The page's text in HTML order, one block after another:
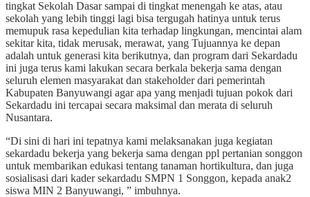
tingkat Sekolah Dasar sampai di tingkat menengah ke atas, atau
sekolah yang lebih tinggi lagi bisa tergugah hatinya untuk terus
memupuk rasa kepedulian kita terhadap lingkungan, mencintai alam
sekitar kita, tidak merusak, merawat, yang Tujuannya ke depan
adalah untuk generasi kita berikutnya, dan program dari Sekardadu
ini juga terus kami lakukan secara berkala bekerja sama dengan
seluruh elemen masyarakat dan stakeholder dari pemerintah
Kabupaten Banyuwangi agar apa yang menjadi tujuan pokok dari
Sekardadu ini tercapai secara maksimal dan merata di seluruh
Nusantara.
“Di sini di hari ini tepatnya kami melaksanakan juga kegiatan
sekardadu bekerja yang bekerja sama dengan ppl pertanian songgon
untuk membarikan edukasi tentang tanaman hortikultura, dan juga
sosialisasi dari kader sekardadu SMPN 1 Songgon, kepada anak2
siswa MIN 2 Banyuwangi, ” imbuhnya.